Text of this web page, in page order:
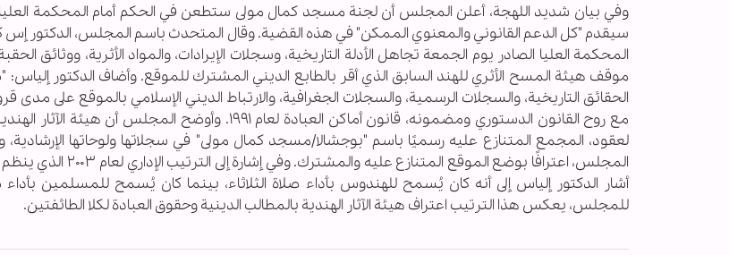
وفي بيان شديد اللهجة، أعلن المجلس أن لجنة مسجد كمال مولى ستطعن ​​في الحكم أمام المحكمة
سيقدم "كل الدعم القانوني والمعنوي الممكن" في هذه القضية. وقال المتحدث باسم المجلس، الدكتور إس
المحكمة العليا الصادر يوم الجمعة تجاهل الأدلة التاريخية، وسجلات الإيرادات، والمواد الأثرية، ووثائق
موقف هيئة المسح الأثري للهند السابق الذي أقر بالطابع الديني المشترك للموقع. وأضاف الدكتور
الحقائق التاريخية، والسجلات الرسمية، والسجلات الجغرافية، والارتباط الديني الإسلامي بالموقع على مدى
مع روح القانون الدستوري ومضمونه، قانون أماكن العبادة لعام ١٩٩١. وأوضح
لعقود، المجمع المتنازع عليه رسميًا باسم "بوجشالا/مسجد كمال مولى" في سجلاتها ولوحاتها
المجلس، اعترافًا بوضع الموقع المتنازع
أشار الدكتور إلياس إلى أنه كان يُسمح للهندوس بأداء صلاة الثلاثاء، بينما كان يُسمح للمسلمين
للمجلس، يعكس هذا الترتيب اعتراف هيئة الآثار الهندية بالمطالب الدينية وحقوق العبادة لكلا الطائفتين.